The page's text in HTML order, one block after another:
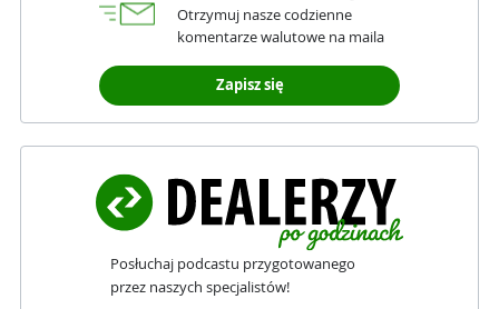
Otrzymuj nasze codzienne
komentarze walutowe na maila
Zapisz się
Posłuchaj podcastu przygotowanego
przez naszych specjalistów!